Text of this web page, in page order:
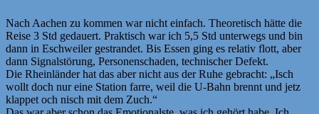
Nach Aachen zu kommen war nicht einfach. Theoretisch hätte die
Reise 3 Std gedauert. Praktisch war ich 5,5 Std unterwegs und bin
dann in Eschweiler gestrandet. Bis Essen ging es relativ flott, aber
dann Signalstörung, Personenschaden, technischer Defekt.
Die Rheinländer hat das aber nicht aus der Ruhe gebracht: „Isch
wollt doch nur eine Station farre, weil die U-Bahn brennt und jetz
klappet och nisch mit dem Zuch.“